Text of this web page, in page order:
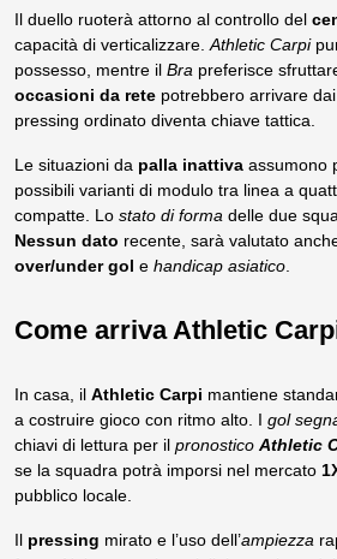
Il duello ruoterà attorno al controllo del
capacità di verticalizzare.Athletic Carpi
possesso, mentre il Bra preferisce
occasioni da rete potrebbero arrivare
pressing ordinato diventa chiave tattica.
Le situazioni da palla inattiva assumono
possibili varianti di modulo tra linea a
compatte. Lo stato di forma delle due
Nessun dato recente, sarà valutato
over/under gol e handicap asiatico.
Come arriva Athletic
In casa, il Athletic Carpi mantiene
a costruire gioco con ritmo alto. I gol
chiavi di lettura per il pronostico Athletic
se la squadra potrà imporsi nel mercato
pubblico locale.
Il pressing mirato e l’uso dell’ampiezza